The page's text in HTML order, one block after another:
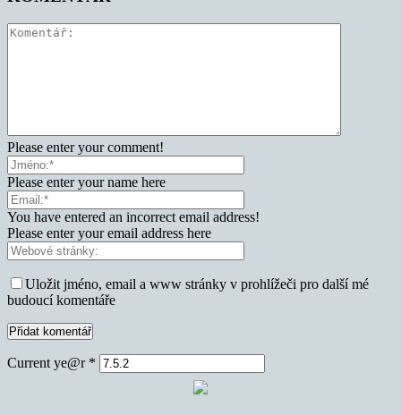
Please enter your comment!
Please enter your name here
You have entered an incorrect email address!
Please enter your email address here
Uložit jméno, email a www stránky v prohlížeči pro další mé
budoucí komentáře
Current ye@r *